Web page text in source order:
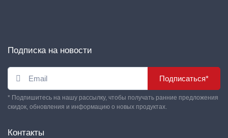
Подписка на новости
Подписаться*
* Подпишитесь на нашу рассылку, чтобы получать ранние предложения
скидок, обновления и информацию о новых продуктах.
Контакты